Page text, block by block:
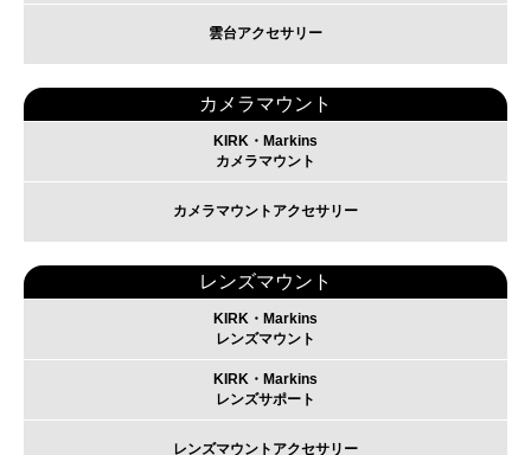
雲台アクセサリー
カメラマウント
KIRK・Markins
カメラマウント
カメラマウントアクセサリー
レンズマウント
KIRK・Markins
レンズマウント
KIRK・Markins
レンズサポート
レンズマウントアクセサリー